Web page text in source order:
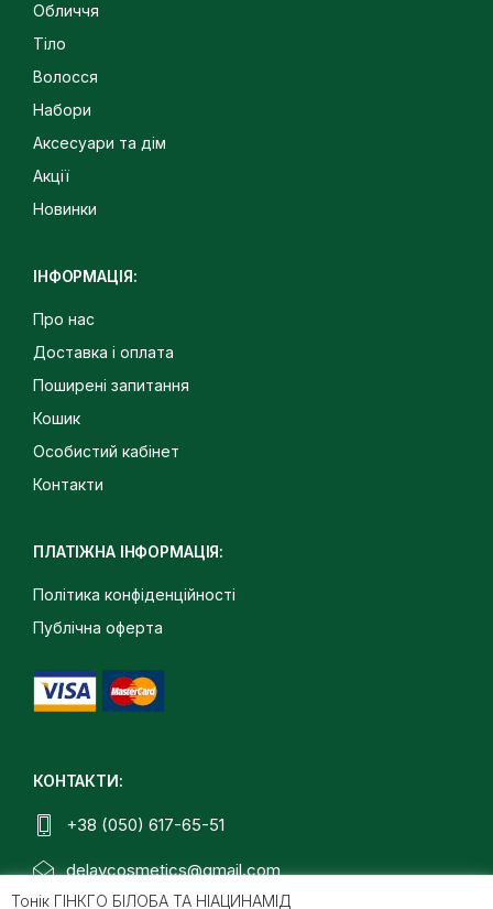
Тонік ГІНКГО БІЛОБА ТА НІАЦИНАМІД
Обличчя
Тіло
Волосся
Набори
Аксесуари та дім
Акції
Новинки
ІНФОРМАЦІЯ:
Про нас
Доставка і оплата
Поширені запитання
Кошик
Особистий кабінет
Контакти
ПЛАТІЖНА ІНФОРМАЦІЯ:
Політика конфіденційності
Публічна оферта
КОНТАКТИ:
+38 (050) 617-65-51
delavcosmetics@gmail.com